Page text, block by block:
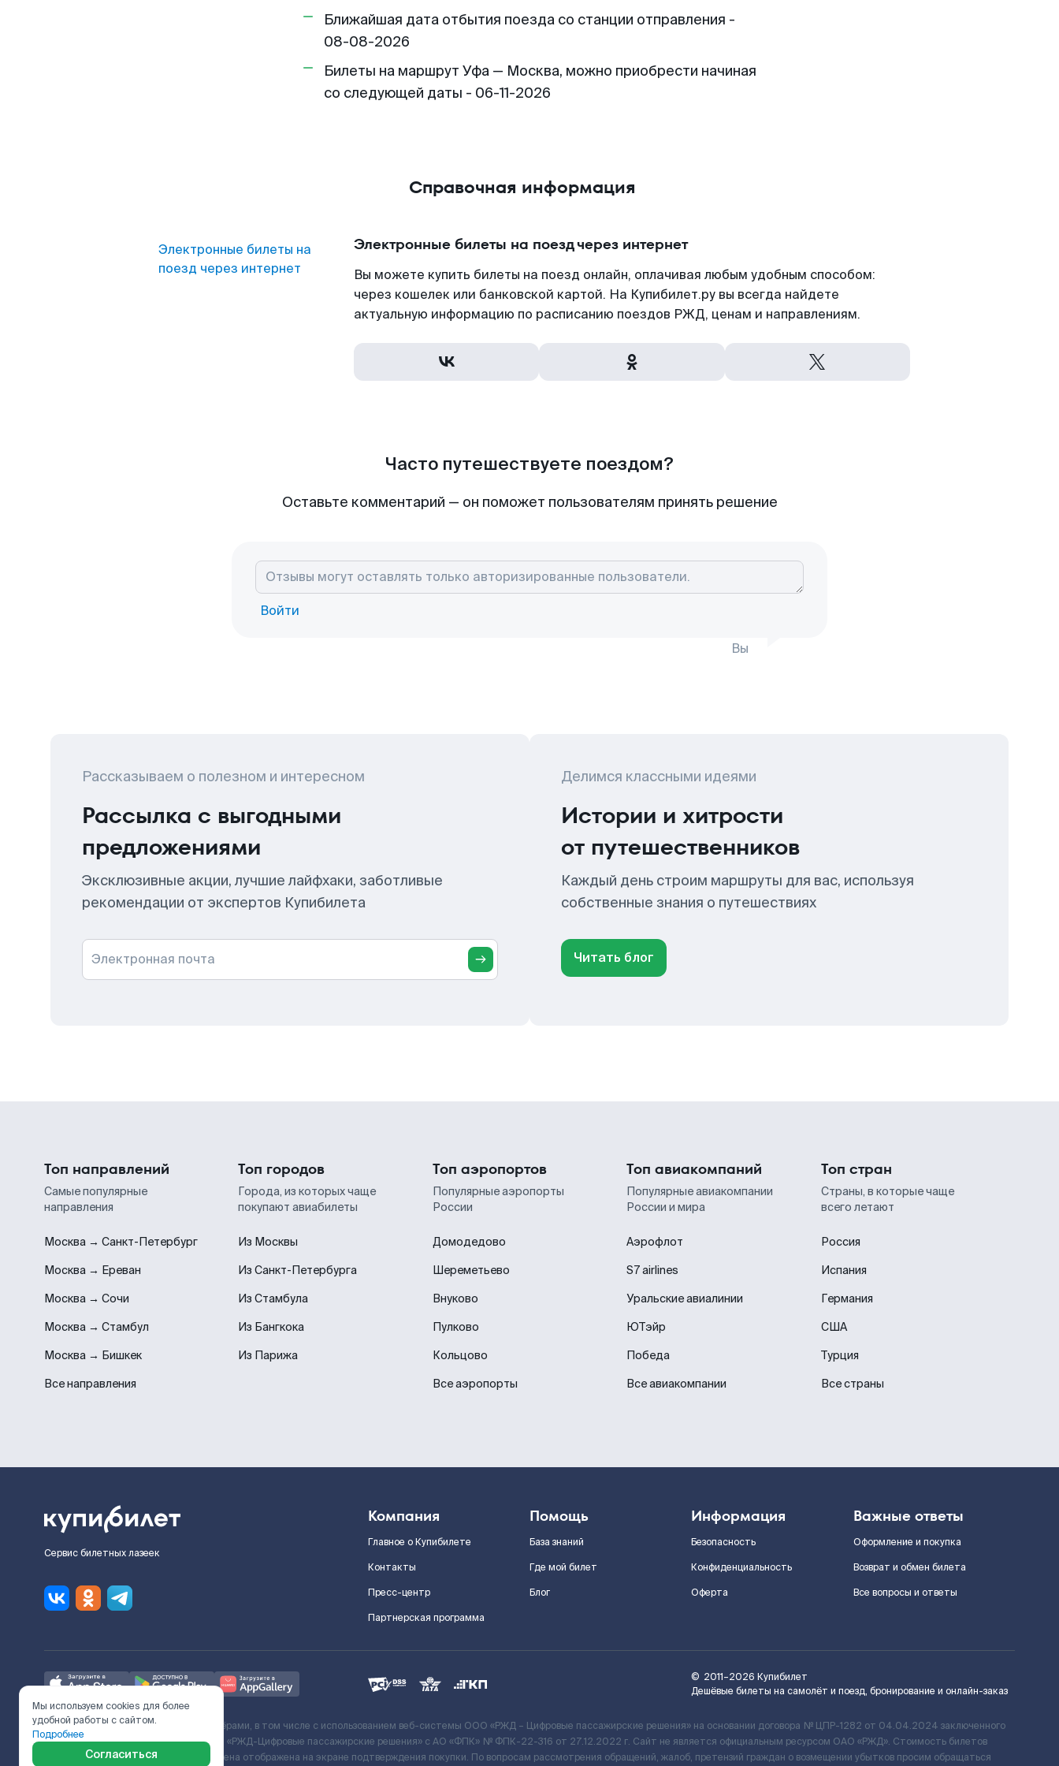
Ближайшая дата отбытия поезда со станции отправления -
08-08-2026
Билеты на маршрут Уфа — Москва, можно приобрести начиная
со следующей даты - 06-11-2026
Справочная информация
Электронные билеты на
поезд через интернет
Электронные билеты на поезд через интернет
Вы можете купить билеты на поезд онлайн, оплачивая любым удобным способом:
через кошелек или банковской картой. На Купибилет.ру вы всегда найдете
актуальную информацию по расписанию поездов РЖД, ценам и направлениям.
Часто путешествуете поездом?
Оставьте комментарий — он поможет пользователям принять решение
Войти
Вы
Рассказываем о полезном и интересном
Рассылка с выгодными
предложениями
Эксклюзивные акции, лучшие лайфхаки, заботливые
рекомендации от экспертов Купибилета
Электронная почта
Делимся классными идеями
Истории и хитрости
от путешественников
Каждый день строим маршруты для вас, используя
собственные знания о путешествиях
Читать блог
Топ направлений
Самые популярные
направления
Москва → Санкт-Петербург
Москва → Ереван
Москва → Сочи
Москва → Стамбул
Москва → Бишкек
Все направления
Топ городов
Города, из которых чаще
покупают авиабилеты
Из Москвы
Из Санкт-Петербурга
Из Стамбула
Из Бангкока
Из Парижа
Топ аэропортов
Популярные аэропорты
России
Домодедово
Шереметьево
Внуково
Пулково
Кольцово
Все аэропорты
Топ авиакомпаний
Популярные авиакомпании
России и мира
Аэрофлот
S7 airlines
Уральские авиалинии
ЮТэйр
Победа
Все авиакомпании
Топ стран
Страны, в которые чаще
всего летают
Россия
Испания
Германия
США
Турция
Все страны
Сервис билетных лазеек
Компания
Главное о Купибилете
Контакты
Пресс-центр
Партнерская программа
Помощь
База знаний
Где мой билет
Блог
Информация
Безопасность
Конфиденциальность
Оферта
Важные ответы
Оформление и покупка
Возврат и обмен билета
Все вопросы и ответы
© 2011–2026 Купибилет
Дешёвые билеты на самолёт и поезд, бронирование и онлайн-заказ
Ж/Д билеты предоставляются партнёрами, в том числе с использованием веб-системы ООО «РЖД – Цифровые пассажирские решения» на основании договора № ЦПР-1282 от 04.04.2024 заключенного
с Поставщиком услуг и Договора ООО «РЖД-Цифровые пассажирские решения» c АО «ФПК» № ФПК-22-316 от 27.12.2022 г. Сайт не является официальным ресурсом ОАО «РЖД». Стоимость билетов
включает сервисный сбор. Итоговая цена отображена на экране подтверждения покупки. По вопросам рассмотрения обращений, жалоб, претензий граждан о возмещении убытков просим обращаться
Мы используем cookies для более
удобной работы с сайтом.
Подробнее
Согласиться